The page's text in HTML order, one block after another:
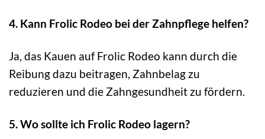
4. Kann Frolic Rodeo bei der Zahnpflege helfen?
Ja, das Kauen auf Frolic Rodeo kann durch die
Reibung dazu beitragen, Zahnbelag zu
reduzieren und die Zahngesundheit zu fördern.
5. Wo sollte ich Frolic Rodeo lagern?